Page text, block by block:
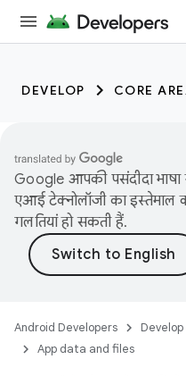
DEVELOP CORE
Google आपकी पसंदीदा
एआई टेक्नोलॉजी का इस्तेमाल
गलतियां हो सकती हैं.
Android Developers Develop
App data and files